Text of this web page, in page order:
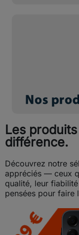
Les
différence.
Découvrez notre
appréciés — ceux
qualité, leur
pensées pour faire